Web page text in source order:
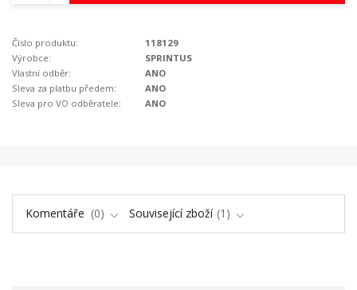
Číslo produktu:
118129
Výrobce:
SPRINTUS
Vlastní odběr:
ANO
Sleva za platbu předem:
ANO
Sleva pro VO odběratele:
ANO
Komentáře 0 Související zboží 1